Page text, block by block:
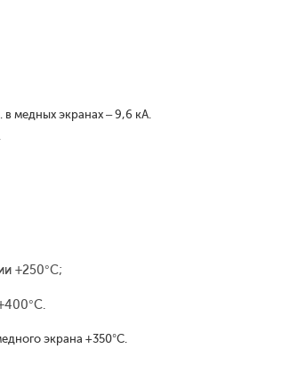
медных экранах – 9,6 кА.
+250°С;
экрана +350°С.